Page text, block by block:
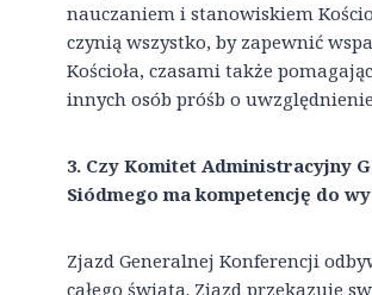
nauczaniem i stanowiskiem
czynią wszystko, by zapewnić
Kościoła, czasami także
innych osób próśb o
3. Czy Komitet Administracyjny
Siódmego ma kompetencję do
Zjazd Generalnej Konferencji
całego świata. Zjazd przekazuje